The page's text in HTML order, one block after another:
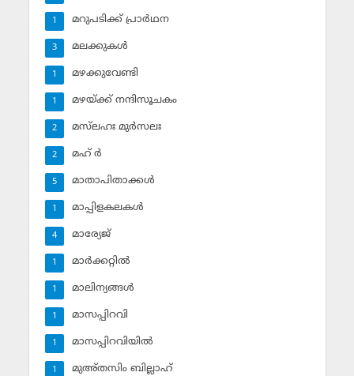
മറുപടിക്ക് പ്രാര്‍ഥന
1
മലക്കുകള്‍
3
മഴക്കുവേണ്ടി
1
മഴയ്ക്ക് നന്ദിസൂചകം
1
മസ്‌ലഹഃ മുര്‍സലഃ
2
മഹ് ര്‍
2
മാതാപിതാക്കള്‍
5
മാപ്പിളകലകള്‍
1
മാര്യേജ്
4
മാര്‍ക്കറ്റില്‍
1
മാലിന്യങ്ങള്‍
1
മാസപ്പിറവി
1
മാസപ്പിറവിയില്‍
1
മുഅ്തസിം ബില്ലാഹ്
1